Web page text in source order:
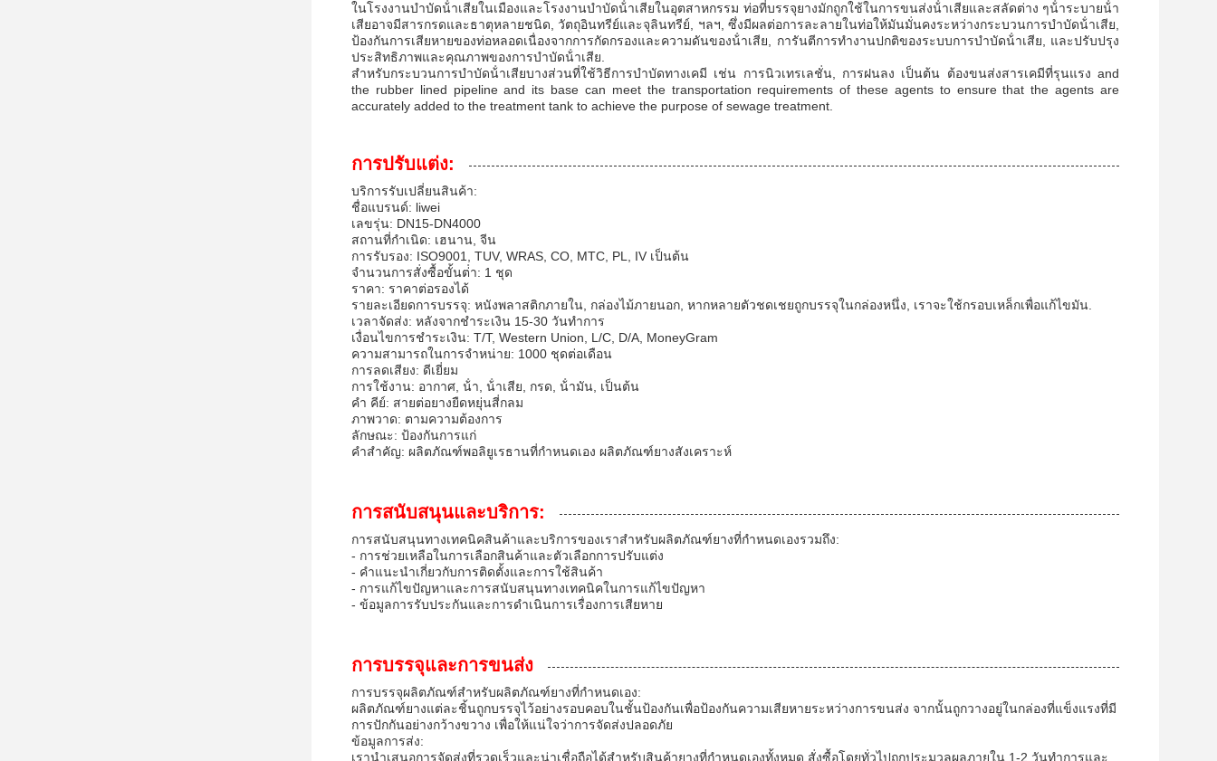
ในโรงงานบําบัดน้ําเสียในเมืองและโรงงานบําบัดน้ําเสียในอุตสาหกรรม ท่อที่บรรจุยางมักถูกใช้ในการขนส่งน้ําเสียและสลัดต่าง ๆน้ําระบายน้ํา
เสียอาจมีสารกรดและธาตุหลายชนิด, วัตถุอินทรีย์และจุลินทรีย์, ฯลฯ, ซึ่งมีผลต่อการละลายในท่อให้มันมั่นคงระหว่างกระบวนการบําบัดน้ําเสีย,
ป้องกันการเสียหายของท่อหลอดเนื่องจากการกัดกรองและความดันของน้ําเสีย, การันตีการทํางานปกติของระบบการบําบัดน้ําเสีย, และปรับปรุง
ประสิทธิภาพและคุณภาพของการบําบัดน้ําเสีย.
สําหรับกระบวนการบําบัดน้ําเสียบางส่วนที่ใช้วิธีการบําบัดทางเคมี เช่น การนิวเทรเลชั่น, การฝนลง เป็นต้น ต้องขนส่งสารเคมีที่รุนแรง and
the rubber lined pipeline and its base can meet the transportation requirements of these agents to ensure that the agents are
accurately added to the treatment tank to achieve the purpose of sewage treatment.
การปรับแต่ง:
บริการรับเปลี่ยนสินค้า:
ชื่อแบรนด์: liwei
เลขรุ่น: DN15-DN4000
สถานที่กําเนิด: เฮนาน, จีน
การรับรอง: ISO9001, TUV, WRAS, CO, MTC, PL, IV เป็นต้น
จํานวนการสั่งซื้อขั้นต่ํา: 1 ชุด
ราคา: ราคาต่อรองได้
รายละเอียดการบรรจุ: หนังพลาสติกภายใน, กล่องไม้ภายนอก, หากหลายตัวชดเชยถูกบรรจุในกล่องหนึ่ง, เราจะใช้กรอบเหล็กเพื่อแก้ไขมัน.
เวลาจัดส่ง: หลังจากชําระเงิน 15-30 วันทําการ
เงื่อนไขการชําระเงิน: T/T, Western Union, L/C, D/A, MoneyGram
ความสามารถในการจําหน่าย: 1000 ชุดต่อเดือน
การลดเสียง: ดีเยี่ยม
การใช้งาน: อากาศ, น้ํา, น้ําเสีย, กรด, น้ํามัน, เป็นต้น
คํา คีย์: สายต่อยางยืดหยุ่นสี่กลม
ภาพวาด: ตามความต้องการ
ลักษณะ: ป้องกันการแก่
คําสําคัญ: ผลิตภัณฑ์พอลิยูเรธานที่กําหนดเอง ผลิตภัณฑ์ยางสังเคราะห์
การสนับสนุนและบริการ:
การสนับสนุนทางเทคนิคสินค้าและบริการของเราสําหรับผลิตภัณฑ์ยางที่กําหนดเองรวมถึง:
- การช่วยเหลือในการเลือกสินค้าและตัวเลือกการปรับแต่ง
- คําแนะนําเกี่ยวกับการติดตั้งและการใช้สินค้า
- การแก้ไขปัญหาและการสนับสนุนทางเทคนิคในการแก้ไขปัญหา
- ข้อมูลการรับประกันและการดําเนินการเรื่องการเสียหาย
การบรรจุและการขนส่ง
การบรรจุผลิตภัณฑ์สําหรับผลิตภัณฑ์ยางที่กําหนดเอง:
ผลิตภัณฑ์ยางแต่ละชิ้นถูกบรรจุไว้อย่างรอบคอบในชั้นป้องกันเพื่อป้องกันความเสียหายระหว่างการขนส่ง จากนั้นถูกวางอยู่ในกล่องที่แข็งแรงที่มี
การปักกันอย่างกว้างขวาง เพื่อให้แน่ใจว่าการจัดส่งปลอดภัย
ข้อมูลการส่ง:
เรานําเสนอการจัดส่งที่รวดเร็วและน่าเชื่อถือได้สําหรับสินค้ายางที่กําหนดเองทั้งหมด สั่งซื้อโดยทั่วไปถูกประมวลผลภายใน 1-2 วันทําการและ